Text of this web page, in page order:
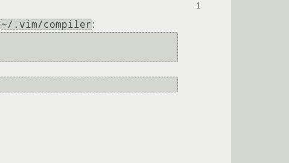
1
~/.vim/compiler :